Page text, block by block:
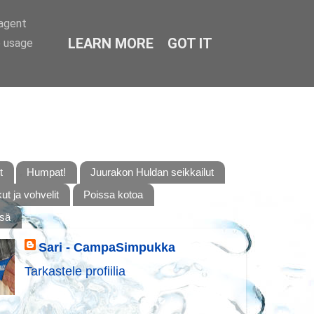
Humpat!
Juurakon Huldan seikkailut
ja vohvelit
Poissa kotoa
Sari - CampaSimpukka
Tarkastele profiilia
LEARN MORE GOT IT